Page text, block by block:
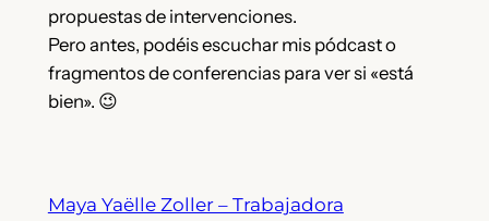
propuestas de intervenciones.
Pero antes, podéis escuchar mis pódcast o
fragmentos de conferencias para ver si «está
bien». 😉
Maya Yaëlle Zoller – Trabajadora